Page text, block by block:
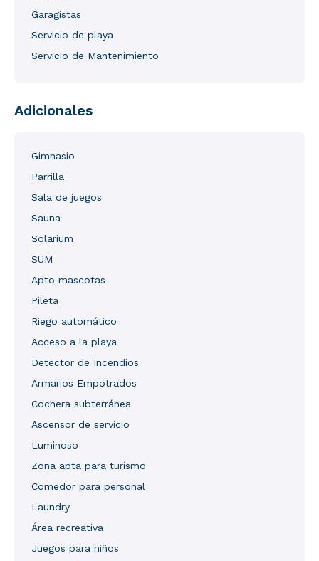
Garagistas
Servicio de playa
Servicio de Mantenimiento
Adicionales
Gimnasio
Parrilla
Sala de juegos
Sauna
Solarium
SUM
Apto mascotas
Pileta
Riego automático
Acceso a la playa
Detector de Incendios
Armarios Empotrados
Cochera subterránea
Ascensor de servicio
Luminoso
Zona apta para turismo
Comedor para personal
Laundry
Área recreativa
Juegos para niños